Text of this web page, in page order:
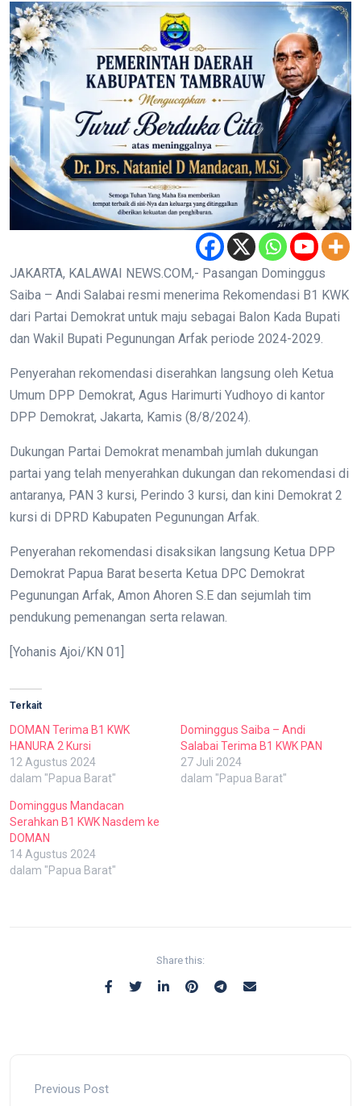
JAKARTA, KALAWAI NEWS.COM,- Pasangan Dominggus
Saiba – Andi Salabai resmi menerima Rekomendasi B1 KWK
dari Partai Demokrat untuk maju sebagai Balon Kada Bupati
dan Wakil Bupati Pegunungan Arfak periode 2024-2029.
Penyerahan rekomendasi diserahkan langsung oleh Ketua
Umum DPP Demokrat, Agus Harimurti Yudhoyo di kantor
DPP Demokrat, Jakarta, Kamis (8/8/2024).
Dukungan Partai Demokrat menambah jumlah dukungan
partai yang telah menyerahkan dukungan dan rekomendasi di
antaranya, PAN 3 kursi, Perindo 3 kursi, dan kini Demokrat 2
kursi di DPRD Kabupaten Pegunungan Arfak.
Penyerahan rekomendasi disaksikan langsung Ketua DPP
Demokrat Papua Barat beserta Ketua DPC Demokrat
Pegunungan Arfak, Amon Ahoren S.E dan sejumlah tim
pendukung pemenangan serta relawan.
[Yohanis Ajoi/KN 01]
Terkait
DOMAN Terima B1 KWK
HANURA 2 Kursi
12 Agustus 2024
dalam "Papua Barat"
Dominggus Saiba – Andi
Salabai Terima B1 KWK PAN
27 Juli 2024
dalam "Papua Barat"
Dominggus Mandacan
Serahkan B1 KWK Nasdem ke
DOMAN
14 Agustus 2024
dalam "Papua Barat"
Share this:
Previous Post